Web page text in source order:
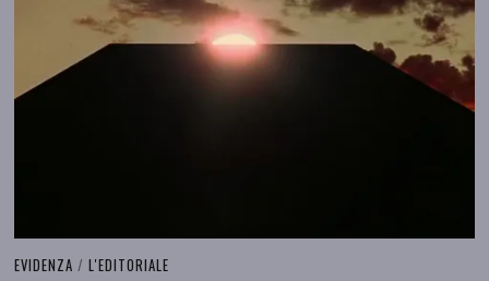
EVIDENZA / L'EDITORIALE